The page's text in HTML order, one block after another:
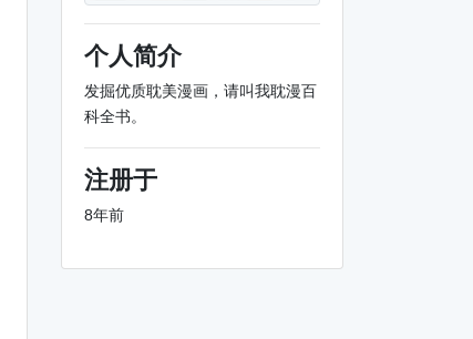
个人简介
发掘优质耽美漫画，请叫我耽漫百
科全书。
注册于
8年前